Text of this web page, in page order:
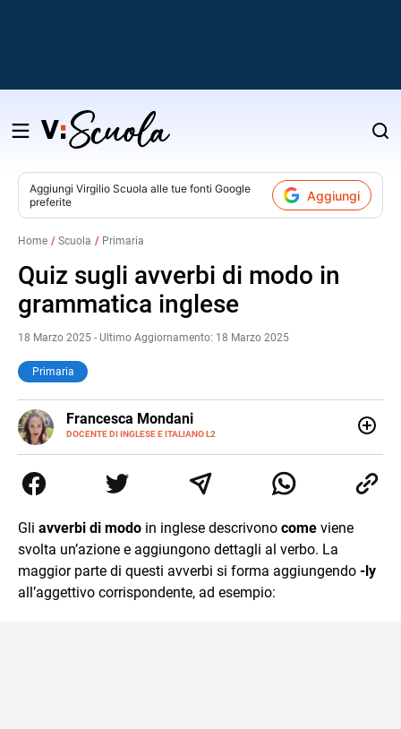
Salta
contenuto
Aggiungi Virgilio Scuola alle tue fonti Google
preferite
Aggiungi
Home Scuola Primaria
Quiz sugli avverbi di modo in
grammatica inglese
18 Marzo 2025 - Ultimo Aggiornamento: 18 Marzo 2025
Primaria
Francesca Mondani
DOCENTE DI INGLESE E ITALIANO L2
LINKEDIN
INSTAGRAM
secondaria di secondo grado. Mi occupo inoltre di
traduzioni, SEO Onsite e contenuti per il web. Amo i saggi
della sintesi.
Gli avverbi di modo in inglese descrivono come viene
svolta un’azione e aggiungono dettagli al verbo. La
maggior parte di questi avverbi si forma aggiungendo -ly
all’aggettivo corrispondente, ad esempio: